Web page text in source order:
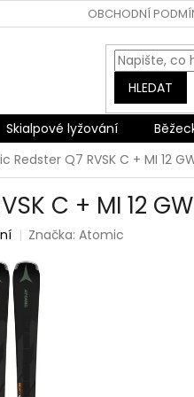
OBCHODNÍ
HLEDAT
Skialpové lyžování
Redster Q7 RVSK C + MI 12
C + MI 12 GW
Značka:Atomic